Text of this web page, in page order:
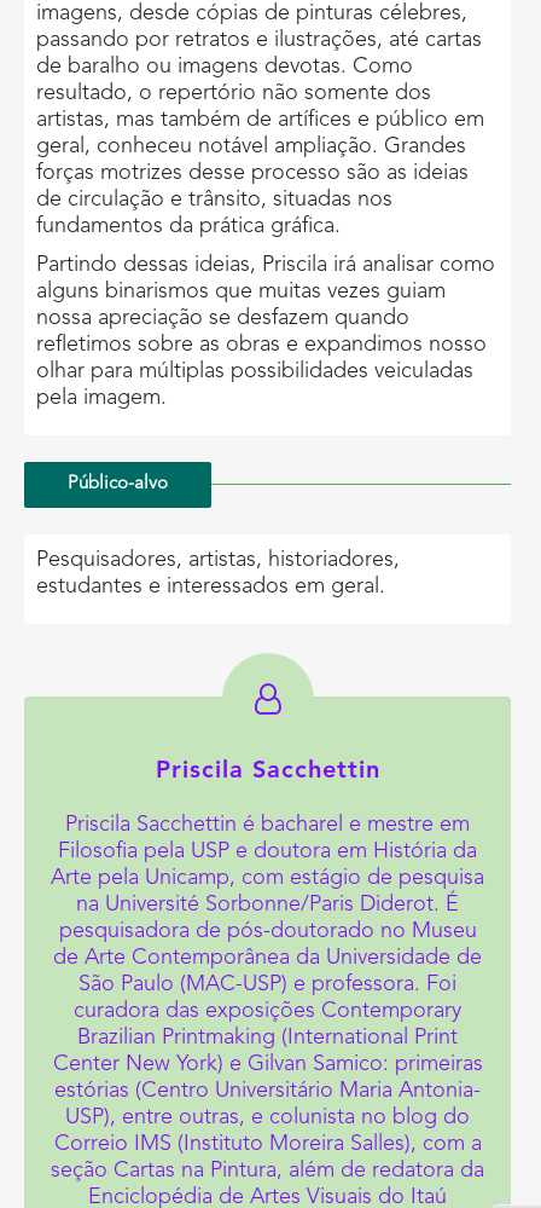
imagens, desde cópias de pinturas célebres,
passando por retratos e ilustrações, até cartas
de baralho ou imagens devotas. Como
resultado, o repertório não somente dos
artistas, mas também de artífices e público em
geral, conheceu notável ampliação. Grandes
forças motrizes desse processo são as ideias
de circulação e trânsito, situadas nos
fundamentos da prática gráfica.
Partindo dessas ideias, Priscila irá analisar como
alguns binarismos que muitas vezes guiam
nossa apreciação se desfazem quando
refletimos sobre as obras e expandimos nosso
olhar para múltiplas possibilidades veiculadas
pela imagem.
Público-alvo
Pesquisadores, artistas, historiadores,
estudantes e interessados em geral.
Priscila Sacchettin
Priscila Sacchettin é bacharel e mestre em
Filosofia pela USP e doutora em História da
Arte pela Unicamp, com estágio de pesquisa
na Université Sorbonne/Paris Diderot. É
pesquisadora de pós-doutorado no Museu
de Arte Contemporânea da Universidade de
São Paulo (MAC-USP) e professora. Foi
curadora das exposições Contemporary
Brazilian Printmaking (International Print
Center New York) e Gilvan Samico: primeiras
estórias (Centro Universitário Maria Antonia-
USP), entre outras, e colunista no blog do
Correio IMS (Instituto Moreira Salles), com a
seção Cartas na Pintura, além de redatora da
Enciclopédia de Artes Visuais do Itaú